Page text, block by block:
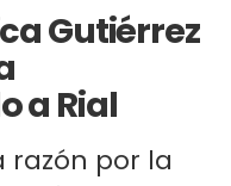
Gutiérrez
a Rial
razón por la